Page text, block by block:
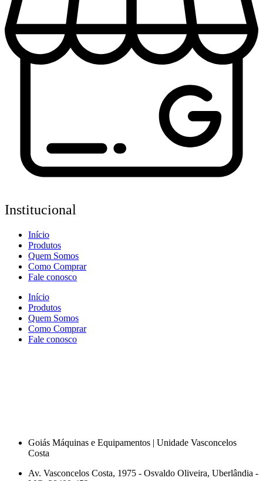
Institucional
Início
Produtos
Quem Somos
Como Comprar
Fale conosco
Início
Produtos
Quem Somos
Como Comprar
Fale conosco
Goiás Máquinas e Equipamentos | Unidade Vasconcelos
Costa
Av. Vasconcelos Costa, 1975 - Osvaldo Oliveira, Uberlândia -